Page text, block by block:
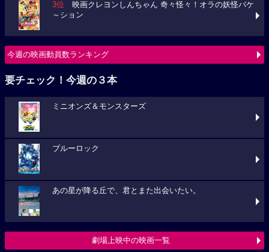
3位 映画クレヨンしんちゃん 奇々怪々！オラの妖怪バケ
～ション
今週の映画動員数ランキング
要チェック！今週の３本
ミニオンズ＆モンスターズ
ブルーロック
あの星が降る丘で、君とまた出会いたい。
劇場上映中の映画一覧